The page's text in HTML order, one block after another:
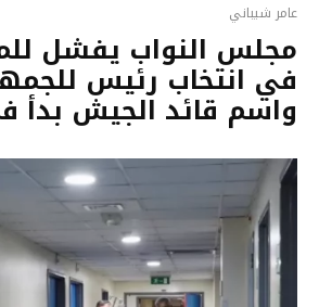
عامر شيباني
في انتخاب رئيس
واسم قائد الجيش بدأ